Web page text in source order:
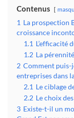
Contenus
1 La prospection
croissance
1.1 L’efficacité
1.2 La
2 Comment puis-
entreprises dans
2.1 Le ciblage
2.2 Le choix
3 Existe-t-il un